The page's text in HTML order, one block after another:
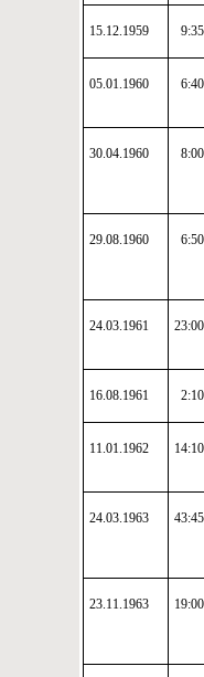
15.12.1959 9:35
05.01.1960 6:40
30.04.1960 8:00
29.08.1960 6:50
24.03.1961 23:00
16.08.1961 2:10
11.01.1962 14:10
24.03.1963 43:45
23.11.1963 19:00